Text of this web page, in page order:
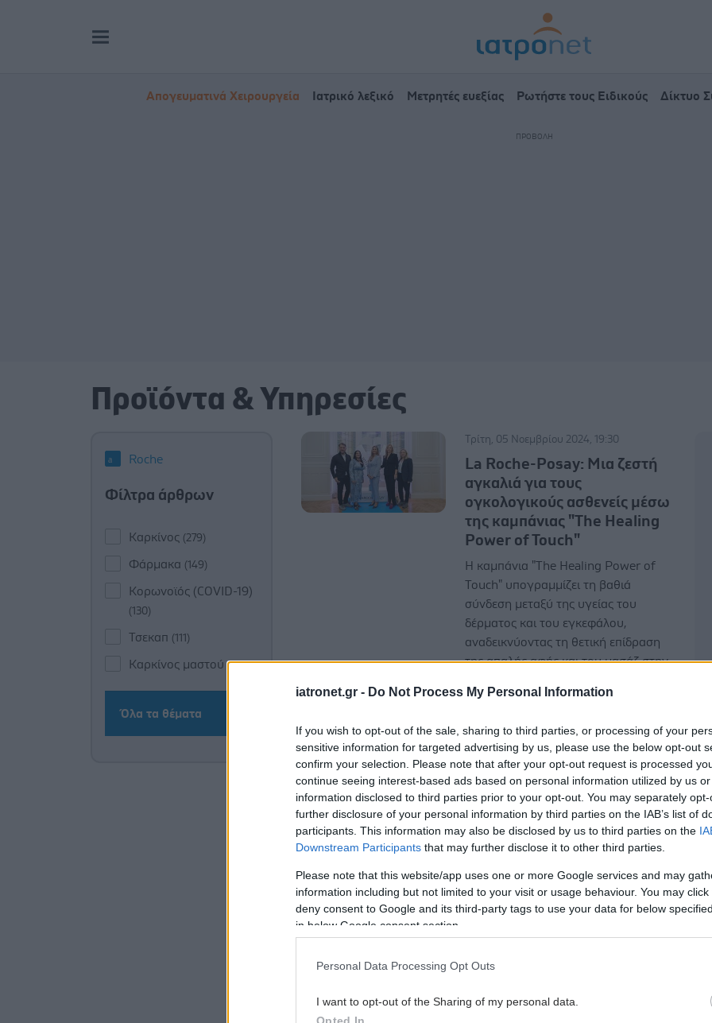
iatronet.gr - Do Not Process My Personal Information
If you wish to opt-out of the sale, sharing to third parties, or processing of your
sensitive information for targeted advertising by us, please use the below opt-out
confirm your selection. Please note that after your opt-out request is processed
continue seeing interest-based ads based on personal information utilized by us
information disclosed to third parties prior to your opt-out. You may separately
further disclosure of your personal information by third parties on the IAB’s list of
participants. This information may also be disclosed by us to third parties on the
Downstream Participants that may further disclose it to other third parties.
Please note that this website/app uses one or more Google services and may
information including but not limited to your visit or usage behaviour. You may
deny consent to Google and its third-party tags to use your data for below
in below Google consent section.
Personal Data Processing Opt Outs
I want to opt-out of the Sharing of my personal data.
Opted In
Απογευματινά Χειρουργεία Ιατρικό λεξικό Μετρητές ευεξίας Ρωτήστε τους Ειδικούς Δίκτυο
Προϊόντα & Υπηρεσίες
Roche
Φίλτρα άρθρων
Καρκίνος (279)
Φάρμακα (149)
Κορωνοϊός (COVID-19)
(130)
Τσεκαπ (111)
Καρκίνος μαστού(100)
Όλα τα θέματα
Τρίτη, 05 Νοεμβρίου 2024, 19:30
La Roche-Posay: Μια ζεστή
αγκαλιά για τους
ογκολογικούς ασθενείς μέσω
της καμπάνιας "The Healing
Power of Touch"
Η καμπάνια "The Healing Power of
Touch" υπογραμμίζει τη βαθιά
σύνδεση μεταξύ της υγείας του
δέρματος και του εγκεφάλου,
αναδεικνύοντας τη θετική επίδραση
της απαλής αφής και του μασάζ στην
συνολικής ευεξίας των ασθενών.
Πέμπτη, 28 Μαρτίου 2024, 13:23
Roche: Έμπρακτη δέσμευση
σε ένα ποικιλόμορφο, ισότιμο
και συμπεριληπτικό
εργασιακό περιβάλλον
Diagnostics Hellas επιβεβαίωσαν τη
δέσμευσή τους στην προώθηση μιας
Αγγελική Αγγέλη ''Η